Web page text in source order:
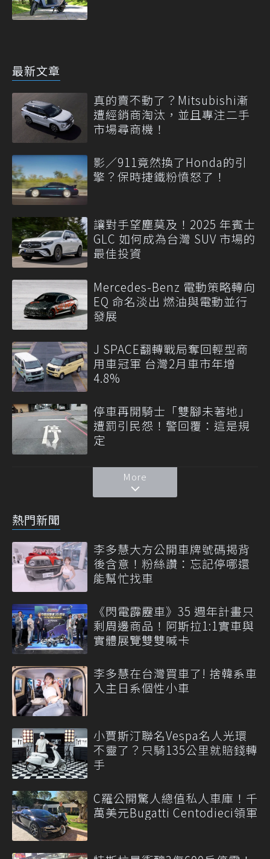
最新文章
真的賣不動了？Mitsubishi漸
遭經銷商淘汰，並且專注二手
市場尋商機！
影／911竟然換了Honda的引
擎？保時捷鐵粉憤怒了！
讓對手望塵莫及！2025 年賓士
GLC 如何成為台灣 SUV 市場的
最佳投資
Mercedes-Benz 電動策略轉向
EQ 命名淡出 燃油與電動並行
發展
J SPACE翻轉戰局奪回輕型商
用車冠軍 台灣2月車市年增
4.8%
停車再開騎士「雙腳未著地」
遭罰引民怨！警回覆：這是規
定
More
熱門新聞
李多慧大方公開車牌號碼揭背
後含意！粉絲讚：忘記停哪還
能幫忙找車
《閃電霹靂車》35 週年計畫只
剩周邊商品！阿斯拉1:1實車與
實體展覽雙雙喊卡
李多慧在台灣買車了! 捨韓系車
入主日系個性小車
小賈斯汀聯名Vespa名人光環
不靈了？只騎135公里就賠錢轉
手
C羅公開驚人總值私人車庫！千
萬美元Bugatti Centodieci領軍